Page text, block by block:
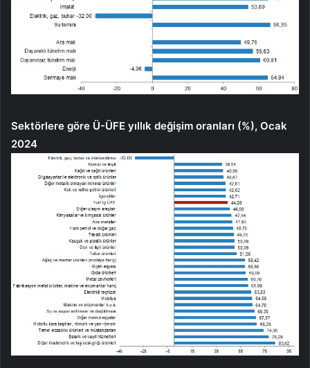
Sektörlere göre Ü-ÜFE yıllık değişim oranları (%), Ocak
2024